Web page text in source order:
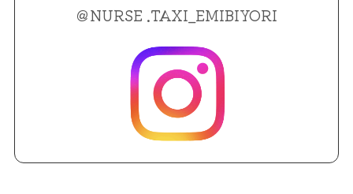
＠NURSE .TAXI_EMIBIYORI